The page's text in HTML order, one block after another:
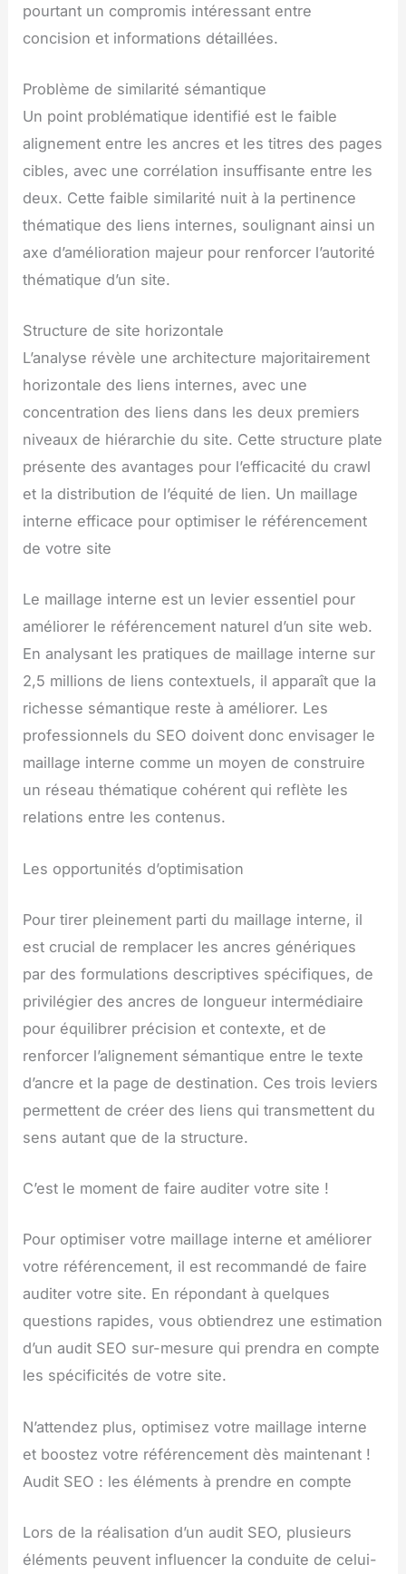
pourtant un compromis intéressant entre
concision et informations détaillées.
Problème de similarité sémantique
Un point problématique identifié est le faible
alignement entre les ancres et les titres des pages
cibles, avec une corrélation insuffisante entre les
deux. Cette faible similarité nuit à la pertinence
thématique des liens internes, soulignant ainsi un
axe d’amélioration majeur pour renforcer l’autorité
thématique d’un site.
Structure de site horizontale
L’analyse révèle une architecture majoritairement
horizontale des liens internes, avec une
concentration des liens dans les deux premiers
niveaux de hiérarchie du site. Cette structure plate
présente des avantages pour l’efficacité du crawl
et la distribution de l’équité de lien. Un maillage
interne efficace pour optimiser le référencement
de votre site
Le maillage interne est un levier essentiel pour
améliorer le référencement naturel d’un site web.
En analysant les pratiques de maillage interne sur
2,5 millions de liens contextuels, il apparaît que la
richesse sémantique reste à améliorer. Les
professionnels du SEO doivent donc envisager le
maillage interne comme un moyen de construire
un réseau thématique cohérent qui reflète les
relations entre les contenus.
Les opportunités d’optimisation
Pour tirer pleinement parti du maillage interne, il
est crucial de remplacer les ancres génériques
par des formulations descriptives spécifiques, de
privilégier des ancres de longueur intermédiaire
pour équilibrer précision et contexte, et de
renforcer l’alignement sémantique entre le texte
d’ancre et la page de destination. Ces trois leviers
permettent de créer des liens qui transmettent du
sens autant que de la structure.
C’est le moment de faire auditer votre site !
Pour optimiser votre maillage interne et améliorer
votre référencement, il est recommandé de faire
auditer votre site. En répondant à quelques
questions rapides, vous obtiendrez une estimation
d’un audit SEO sur-mesure qui prendra en compte
les spécificités de votre site.
N’attendez plus, optimisez votre maillage interne
et boostez votre référencement dès maintenant !
Audit SEO : les éléments à prendre en compte
Lors de la réalisation d’un audit SEO, plusieurs
éléments peuvent influencer la conduite de celui-